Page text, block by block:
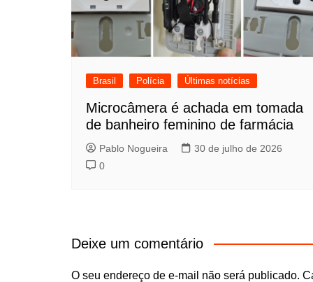
Brasil Polícia Últimas notícias
Microcâmera é achada em tomada
de banheiro feminino de farmácia
Pablo Nogueira
30 de julho de 2026
0
Deixe um comentário
O seu endereço de e-mail não será publicado.